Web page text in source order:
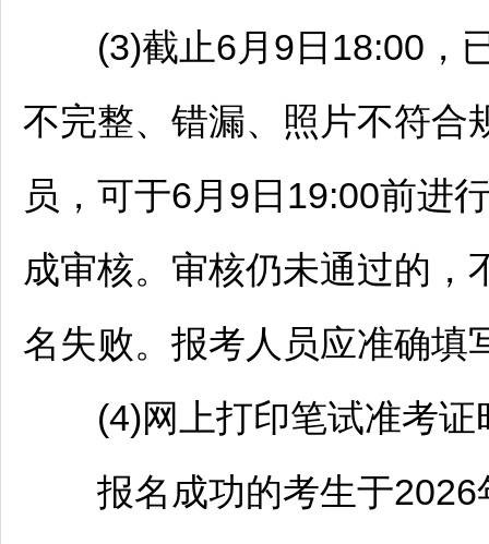
(3)截止6月9日18:00，已
不完整、错漏、照片不符合
员，可于6月9日19:00前进
成审核。审核仍未通过的，
名失败。报考人员应准确填
(4)网上打印笔试准考证
报名成功的考生于2026